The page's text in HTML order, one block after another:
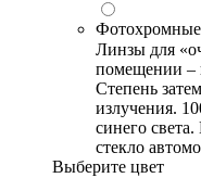
Фотохромные
Линзы для
помещении –
Степень
излучения.
синего
стекло
Выберите цвет